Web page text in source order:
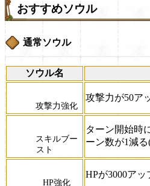
おすすめソウル
通常ソウル
ソウル名
攻撃力強化
攻撃力が50ア
スキルブー
スト
ターン開始時
ーン数が1減
HP強化
HPが3000アッ